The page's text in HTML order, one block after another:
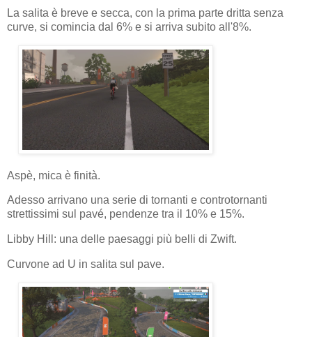
La salita è breve e secca, con la prima parte dritta senza
curve, si comincia dal 6% e si arriva subito all'8%.
Aspè, mica è finità.
Adesso arrivano una serie di tornanti e controtornanti
strettissimi sul pavé, pendenze tra il 10% e 15%.
Libby Hill: una delle paesaggi più belli di Zwift.
Curvone ad U in salita sul pave.